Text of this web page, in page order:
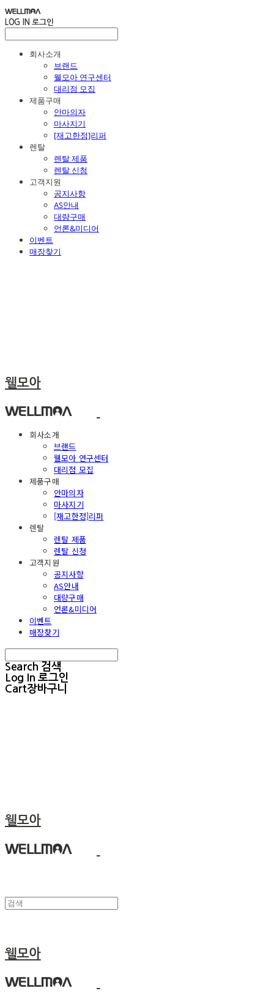
LOG IN 로그인
회사소개
브랜드
웰모아 연구센터
대리점 모집
제품구매
안마의자
마사지기
[재고한정]리퍼
렌탈
렌탈 제품
렌탈 신청
고객지원
공지사항
AS안내
대량구매
언론&미디어
이벤트
매장찾기
웰모아
회사소개
브랜드
웰모아 연구센터
대리점 모집
제품구매
안마의자
마사지기
[재고한정]리퍼
렌탈
렌탈 제품
렌탈 신청
고객지원
공지사항
AS안내
대량구매
언론&미디어
이벤트
매장찾기
Search 검색
Log In 로그인
Cart장바구니
웰모아
웰모아